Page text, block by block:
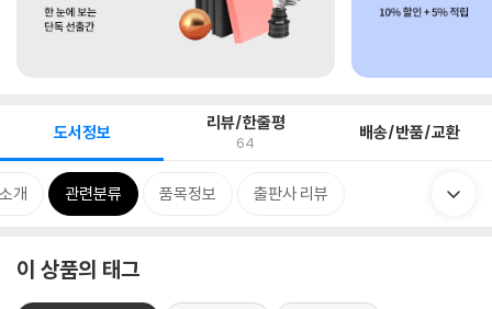
도서정보 리뷰/한줄평
64 배송/반품/교환
개 관련분류 품목정보 출판사 리뷰
이 상품의 태그